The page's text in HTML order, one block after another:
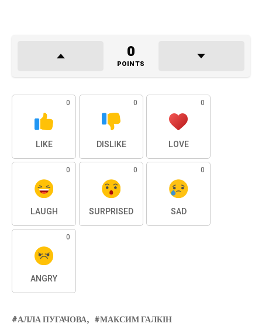
0
POINTS
0
LIKE
0
DISLIKE
0
LOVE
0
LAUGH
0
SURPRISED
0
SAD
0
ANGRY
АЛЛА ПУГАЧОВА МАКСИМ ГАЛКІН